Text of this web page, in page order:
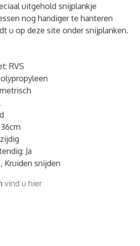
uitgehold snijplankje
nog handiger te hanteren
u op deze site onder snijplanken.
RVS
Ja
Kruiden snijden
vind u hier